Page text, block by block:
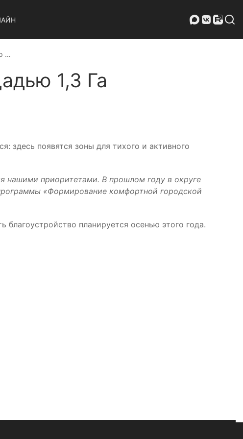
…
1,3 Га
здесь появятся зоны для тихого и активного
нашими приоритетами. В прошлом году в округе
«Формирование комфортной городской
планируется осенью этого года.